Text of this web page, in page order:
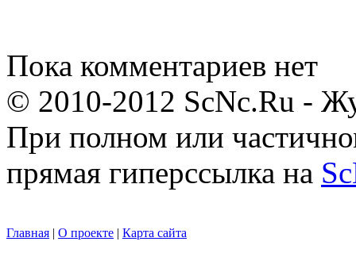
Пока комментариев нет
© 2010-2012 ScNc.Ru -
При полном или
прямая гиперссылка на
Главная | О проекте | Карта сайта